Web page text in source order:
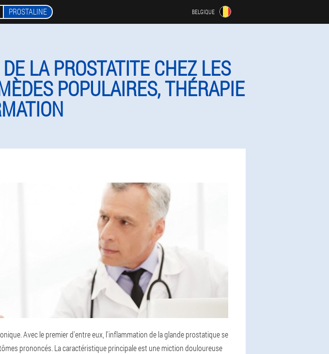
PROSTALINE BELGIQUE
LA PROSTATITE CHEZ LES
POPULAIRES, THÉRAPIE
Avec le premier d'entre eux, l'inflammation de la glande prostatique se
prononcés. La caractéristique principale est une miction douloureuse